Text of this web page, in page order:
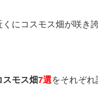
にコスモス畑が咲き誇
スモス畑7選をそれぞれ